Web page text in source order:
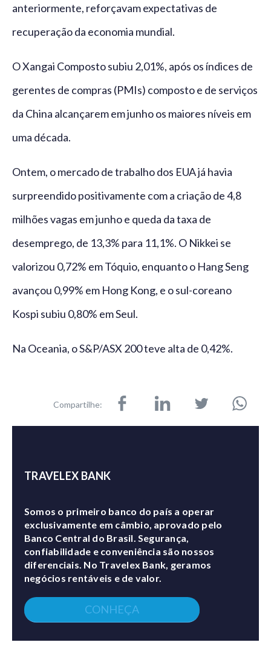
anteriormente, reforçavam expectativas de
recuperação da economia mundial.
O Xangai Composto subiu 2,01%, após os índices de
gerentes de compras (PMIs) composto e de serviços
da China alcançarem em junho os maiores níveis em
uma década.
Ontem, o mercado de trabalho dos EUA já havia
surpreendido positivamente com a criação de 4,8
milhões vagas em junho e queda da taxa de
desemprego, de 13,3% para 11,1%. O Nikkei se
valorizou 0,72% em Tóquio, enquanto o Hang Seng
avançou 0,99% em Hong Kong, e o sul-coreano
Kospi subiu 0,80% em Seul.
Na Oceania, o S&P/ASX 200 teve alta de 0,42%.
Compartilhe:
TRAVELEX BANK
Somos o primeiro banco do país a operar
exclusivamente em câmbio, aprovado pelo
Banco Central do Brasil. Segurança,
confiabilidade e conveniência são nossos
diferenciais. No Travelex Bank, geramos
negócios rentáveis e de valor.
CONHEÇA